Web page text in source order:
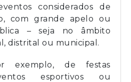
considerados de
com grande apelo ou
– seja no âmbito
distrital ou municipal.
exemplo, de festas
esportivos ou